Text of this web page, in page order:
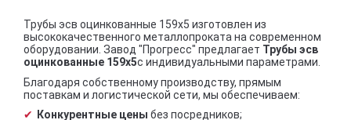
Трубы эсв оцинкованные 159х5 изготовлен из
высококачественного металлопроката на современном
оборудовании. Завод "Прогресс" предлагает Трубы эсв
оцинкованные 159х5с индивидуальными параметрами.
Благодаря собственному производству, прямым
поставкам и логистической сети, мы обеспечиваем:
Конкурентные цены без посредников;